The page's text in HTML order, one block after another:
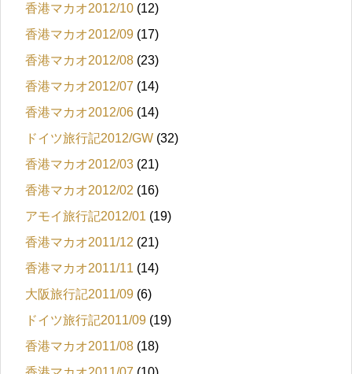
香港マカオ2012/10 (12)
香港マカオ2012/09 (17)
香港マカオ2012/08 (23)
香港マカオ2012/07 (14)
香港マカオ2012/06 (14)
ドイツ旅行記2012/GW (32)
香港マカオ2012/03 (21)
香港マカオ2012/02 (16)
アモイ旅行記2012/01 (19)
香港マカオ2011/12 (21)
香港マカオ2011/11 (14)
大阪旅行記2011/09 (6)
ドイツ旅行記2011/09 (19)
香港マカオ2011/08 (18)